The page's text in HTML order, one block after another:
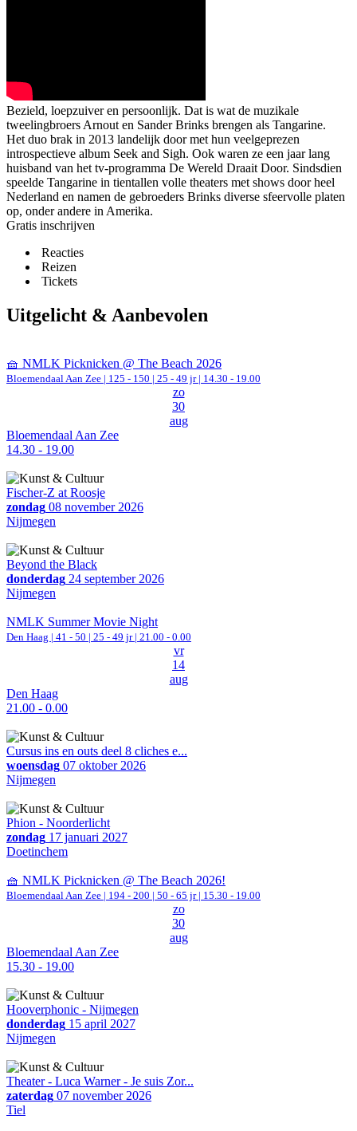
Bezield, loepzuiver en persoonlijk. Dat is wat de muzikale
tweelingbroers Arnout en Sander Brinks brengen als Tangarine.
Het duo brak in 2013 landelijk door met hun veelgeprezen
introspectieve album Seek and Sigh. Ook waren ze een jaar lang
huisband van het tv-programma De Wereld Draait Door. Sindsdien
speelde Tangarine in tientallen volle theaters met shows door heel
Nederland en namen de gebroeders Brinks diverse sfeervolle platen
op, onder andere in Amerika.
Gratis inschrijven
Reacties
Reizen
Tickets
Uitgelicht & Aanbevolen
🧺 NMLK Picknicken @ The Beach 2026
Bloemendaal Aan Zee | 125 - 150 | 25 - 49 jr | 14.30 - 19.00
zo
30
aug
Bloemendaal Aan Zee
14.30 - 19.00
Fischer-Z at Roosje
zondag 08 november 2026
Nijmegen
Beyond the Black
donderdag 24 september 2026
Nijmegen
NMLK Summer Movie Night
Den Haag | 41 - 50 | 25 - 49 jr | 21.00 - 0.00
vr
14
aug
Den Haag
21.00 - 0.00
Cursus ins en outs deel 8 cliches e...
woensdag 07 oktober 2026
Nijmegen
Phion - Noorderlicht
zondag 17 januari 2027
Doetinchem
🧺 NMLK Picknicken @ The Beach 2026!
Bloemendaal Aan Zee | 194 - 200 | 50 - 65 jr | 15.30 - 19.00
zo
30
aug
Bloemendaal Aan Zee
15.30 - 19.00
Hooverphonic - Nijmegen
donderdag 15 april 2027
Nijmegen
Theater - Luca Warner - Je suis Zor...
zaterdag 07 november 2026
Tiel